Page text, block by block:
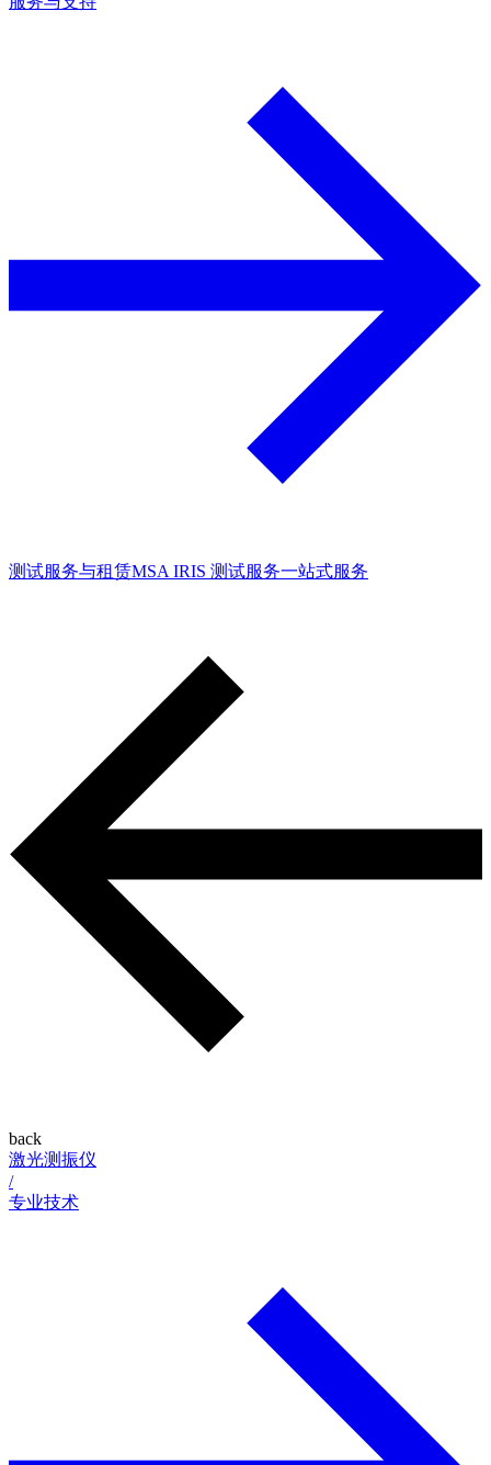
测试服务与租赁MSA IRIS 测试服务一站式服务
back
激光测振仪
/
专业技术